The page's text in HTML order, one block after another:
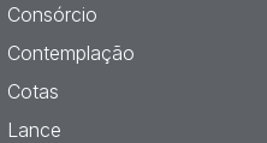
Consórcio
Contemplação
Cotas
Lance